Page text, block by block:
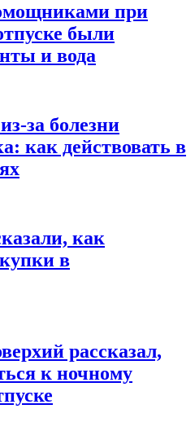
при
были
и вода
за болезни
как действовать в
как
в
рассказал,
к ночному